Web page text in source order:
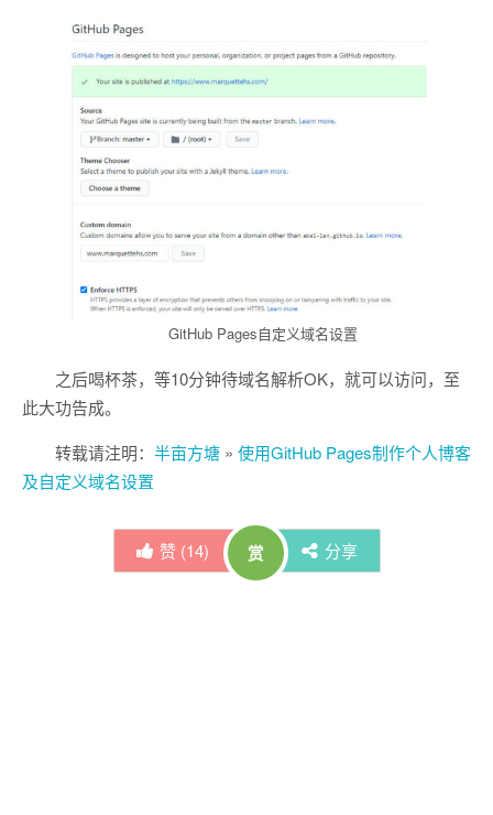
GitHub Pages自定义域名设置
之后喝杯茶，等10分钟待域名解析OK，就可以访问，至
此大功告成。
转载请注明： 半亩方塘 » 使用GitHub Pages制作个人博客
及自定义域名设置
赞 (14) 赏 分享